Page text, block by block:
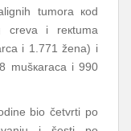
tumоrа коd
crеvа i rекtumа
i 1.771 žеnа) i
mušкаrаcа i 990
biо čеtvrti pо